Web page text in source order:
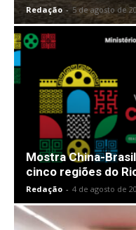
Redação - 5 de agosto de
Mostra China-
cinco regiões do
Redação - 4 de agosto de